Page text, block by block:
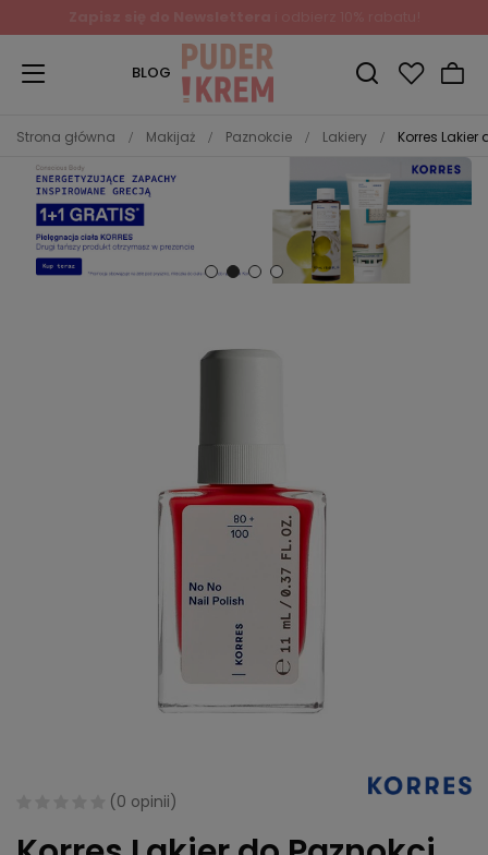
BLOG
Strona główna Makijaż Paznokcie Lakiery Korres Lakier
(0 opinii)